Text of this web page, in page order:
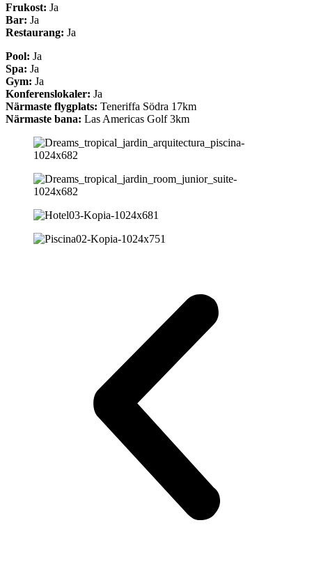
Frukost: Ja
Bar: Ja
Restaurang: Ja
Pool: Ja
Spa: Ja
Gym: Ja
Konferenslokaler: Ja
Närmaste flygplats: Teneriffa Södra 17km
Närmaste bana: Las Americas Golf 3km